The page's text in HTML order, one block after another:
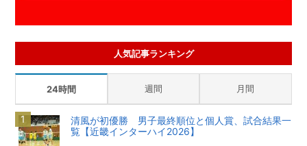
人気記事ランキング
24時間 週間 月間
清風が初優勝 男子最終順位と個人賞、試合結果一
覧【近畿インターハイ2026】